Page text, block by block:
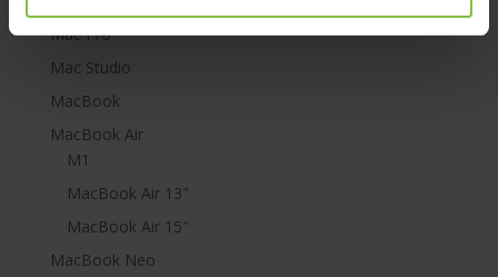
Mac Pro
Mac Studio
MacBook
MacBook Air
M1
MacBook Air 13"
MacBook Air 15"
MacBook Neo